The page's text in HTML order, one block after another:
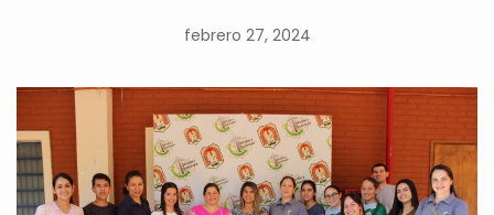
febrero 27, 2024